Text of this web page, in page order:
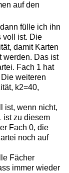
auf den
fülle ich ihn
voll ist. Die
damit Karten
werden. Das ist
Fach 1 hat
weiteren
k2=40,
ist, wenn nicht,
ist zu diesem
Fach 0, die
noch auf
Fächer
immer wieder